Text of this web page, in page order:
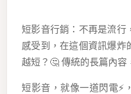
短影音行銷：不再是流行
感受到，在這個資訊爆炸
越短？🤔 傳統的長篇內
短影音，就像一道閃電⚡️